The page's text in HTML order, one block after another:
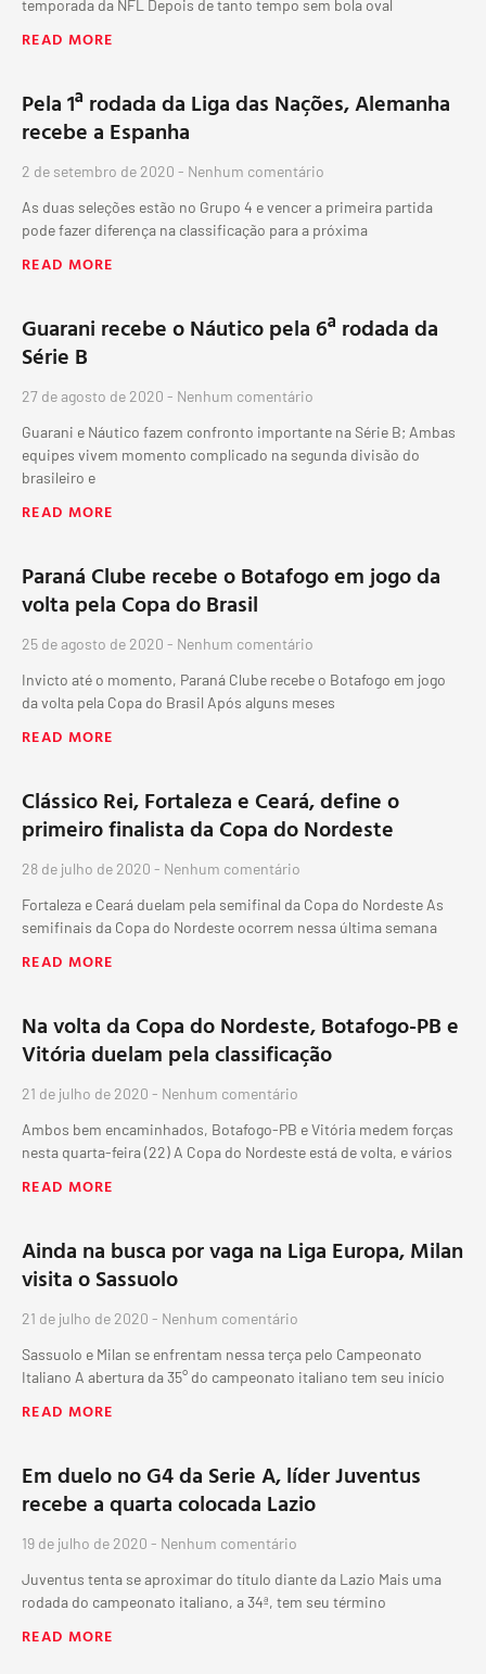
temporada da NFL Depois de tanto tempo sem bola oval
READ MORE
Pela 1ª rodada da Liga das Nações, Alemanha
recebe a Espanha
2 de setembro de 2020
Nenhum comentário
As duas seleções estão no Grupo 4 e vencer a primeira partida
pode fazer diferença na classificação para a próxima
READ MORE
Guarani recebe o Náutico pela 6ª rodada da
Série B
27 de agosto de 2020
Nenhum comentário
Guarani e Náutico fazem confronto importante na Série B; Ambas
equipes vivem momento complicado na segunda divisão do
brasileiro e
READ MORE
Paraná Clube recebe o Botafogo em jogo da
volta pela Copa do Brasil
25 de agosto de 2020
Nenhum comentário
Invicto até o momento, Paraná Clube recebe o Botafogo em jogo
da volta pela Copa do Brasil Após alguns meses
READ MORE
Clássico Rei, Fortaleza e Ceará, define o
primeiro finalista da Copa do Nordeste
28 de julho de 2020
Nenhum comentário
Fortaleza e Ceará duelam pela semifinal da Copa do Nordeste As
semifinais da Copa do Nordeste ocorrem nessa última semana
READ MORE
Na volta da Copa do Nordeste, Botafogo-PB e
Vitória duelam pela classificação
21 de julho de 2020
Nenhum comentário
Ambos bem encaminhados, Botafogo-PB e Vitória medem forças
nesta quarta-feira (22) A Copa do Nordeste está de volta, e vários
READ MORE
Ainda na busca por vaga na Liga Europa, Milan
visita o Sassuolo
21 de julho de 2020
Nenhum comentário
Sassuolo e Milan se enfrentam nessa terça pelo Campeonato
Italiano A abertura da 35° do campeonato italiano tem seu início
READ MORE
Em duelo no G4 da Serie A, líder Juventus
recebe a quarta colocada Lazio
19 de julho de 2020
Nenhum comentário
Juventus tenta se aproximar do título diante da Lazio Mais uma
rodada do campeonato italiano, a 34ª, tem seu término
READ MORE